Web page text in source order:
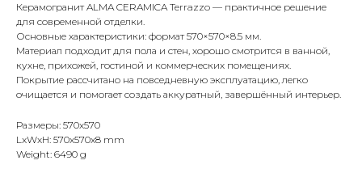
Керамогранит ALMA CERAMICA Terrazzo — практичное решение
для современной отделки.
Основные характеристики: формат 570×570×8.5 мм.
Материал подходит для пола и стен, хорошо смотрится в ванной,
кухне, прихожей, гостиной и коммерческих помещениях.
Покрытие рассчитано на повседневную эксплуатацию, легко
очищается и помогает создать аккуратный, завершённый интерьер.
Размеры: 570x570
LxWxH: 570x570x8 mm
Weight: 6490 g